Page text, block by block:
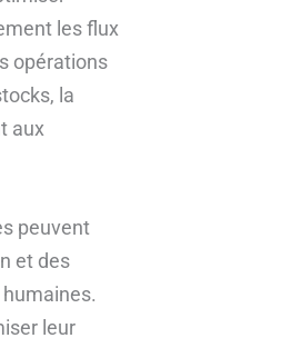
les flux
opérations
la
aux
peuvent
et des
leur